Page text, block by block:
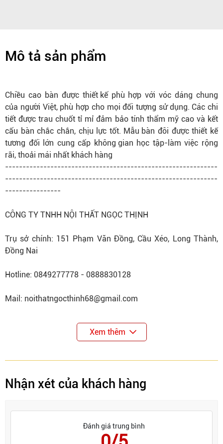
Mô tả sản phẩm
Chiều cao bàn được thiết kếphù hợp với vóc dáng chung
của người Việt, phù hợp cho mọi đối tượng sử dụng. Các chi
tiết được trau chuốt tỉ mỉ đảm bảo tính thẩm mỹ cao và kết
cấu bàn chắc chắn, chịu lực tốt. Mẫu bàn đôi được thiết kế
tương đối lớn cung cấp không gian học tập-làm việc rộng
rãi, thoải mái nhất khách hàng
-------------------------------------------------------------
-------------------------------------------------------------
----------------
CÔNG TY TNHH NỘI THẤT NGỌC THỊNH
Trụ sở chính: 151 Phạm Văn Đồng, Cầu Xéo, Long Thành,
Đồng Nai
Hotline: 0849277778 - 0888830128
Mail: noithatngocthinh68@gmail.com
Xem thêm
Nhận xét của khách hàng
Đánh giá trung bình